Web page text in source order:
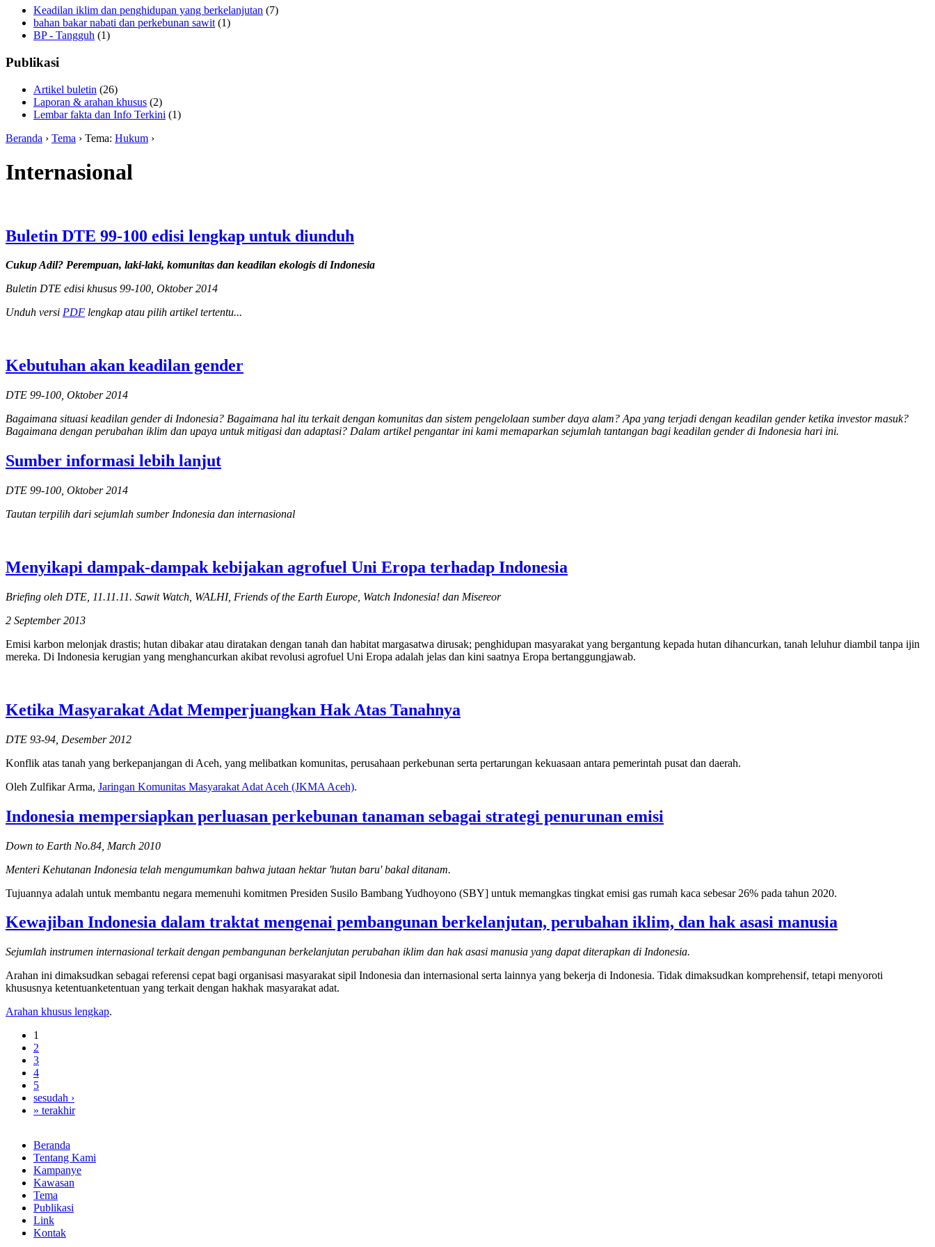
Keadilan iklim dan penghidupan yang berkelanjutan (7)
bahan bakar nabati dan perkebunan sawit (1)
BP - Tangguh (1)
Publikasi
Artikel buletin (26)
Laporan & arahan khusus (2)
Lembar fakta dan Info Terkini (1)
Beranda › Tema › Tema: Hukum ›
Internasional
Buletin DTE 99-100 edisi lengkap untuk diunduh
Cukup Adil? Perempuan, laki-laki, komunitas dan keadilan ekologis di Indonesia
Buletin DTE edisi khusus 99-100, Oktober 2014
Unduh versi PDF lengkap atau pilih artikel tertentu...
Kebutuhan akan keadilan gender
DTE 99-100, Oktober 2014
Bagaimana situasi keadilan gender di Indonesia? Bagaimana hal itu terkait dengan komunitas dan sistem pengelolaan sumber daya alam? Apa yang terjadi dengan keadilan gender ketika investor masuk?
Bagaimana dengan perubahan iklim dan upaya untuk mitigasi dan adaptasi? Dalam artikel pengantar ini kami memaparkan sejumlah tantangan bagi keadilan gender di Indonesia hari ini.
Sumber informasi lebih lanjut
DTE 99-100, Oktober 2014
Tautan terpilih dari sejumlah sumber Indonesia dan internasional
Menyikapi dampak-dampak kebijakan agrofuel Uni Eropa terhadap Indonesia
Briefing oleh DTE, 11.11.11. Sawit Watch, WALHI, Friends of the Earth Europe, Watch Indonesia! dan Misereor
2 September 2013
Emisi karbon melonjak drastis; hutan dibakar atau diratakan dengan tanah dan habitat margasatwa dirusak; penghidupan masyarakat yang bergantung kepada hutan dihancurkan, tanah leluhur diambil tanpa ijin
mereka. Di Indonesia kerugian yang menghancurkan akibat revolusi agrofuel Uni Eropa adalah jelas dan kini saatnya Eropa bertanggungjawab.
Ketika Masyarakat Adat Memperjuangkan Hak Atas Tanahnya
DTE 93-94, Desember 2012
Konflik atas tanah yang berkepanjangan di Aceh, yang melibatkan komunitas, perusahaan perkebunan serta pertarungan kekuasaan antara pemerintah pusat dan daerah.
Oleh Zulfikar Arma, Jaringan Komunitas Masyarakat Adat Aceh (JKMA Aceh).
Indonesia mempersiapkan perluasan perkebunan tanaman sebagai strategi penurunan emisi
Down to Earth No.84, March 2010
Menteri Kehutanan Indonesia telah mengumumkan bahwa jutaan hektar 'hutan baru' bakal ditanam.
Tujuannya adalah untuk membantu negara memenuhi komitmen Presiden Susilo Bambang Yudhoyono (SBY] untuk memangkas tingkat emisi gas rumah kaca sebesar 26% pada tahun 2020.
Kewajiban Indonesia dalam traktat mengenai pembangunan berkelanjutan, perubahan iklim, dan hak asasi manusia
Sejumlah instrumen internasional terkait dengan pembangunan berkelanjutan perubahan iklim dan hak asasi manusia yang dapat diterapkan di Indonesia.
Arahan ini dimaksudkan sebagai referensi cepat bagi organisasi masyarakat sipil Indonesia dan internasional serta lainnya yang bekerja di Indonesia. Tidak dimaksudkan komprehensif, tetapi menyoroti
khususnya ketentuanketentuan yang terkait dengan hakhak masyarakat adat.
Arahan khusus lengkap.
1
2
3
4
5
sesudah ›
» terakhir
Beranda
Tentang Kami
Kampanye
Kawasan
Tema
Publikasi
Link
Kontak